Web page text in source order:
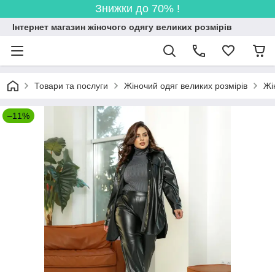
Знижки до 70% !
Інтернет магазин жіночого одягу великих розмірів
Товари та послуги Жіночий одяг великих розмірів
–11%